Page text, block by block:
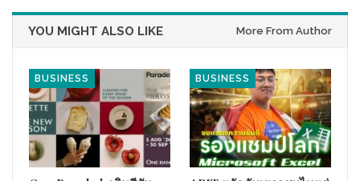
เป็นการขานรับนโยบาย“ไทยช่วยไทย”ของรัฐบาลที่มุ่งใช้
ศักยภาพของอีคอมเมิร์ซในการสร้างโอกาสและรายได้ให้แก่ผู้
ในการหารือร่วมกันครั้งนี้
นายอนุทิน ชาญวีรกูล นายกรัฐมนตรีและ
รัฐมนตรีว่าการกระทรวงมหาดไทยได้เน้นย้ำวิสัยทัศน์ของรัฐบาล
ในการยกระดับศักยภาพผู้ประกอบการรายย่อย หรือ MSME ซึ่งถือ
เป็นรากฐานสำคัญของระบบเศรษฐกิจไทย พร้อมสะท้อนถึงบทบาท
ของแพลตฟอร์มดิจิทัลในการเปิดโอกาสทางการค้าและขยายช่อง
ทางการเข้าถึงผู้บริโภคและสร้างการเติบโตให้แก่ผู้ประกอบการ
YOU MIGHT ALSO LIKE More From Author
BUSINESS BUSINESS